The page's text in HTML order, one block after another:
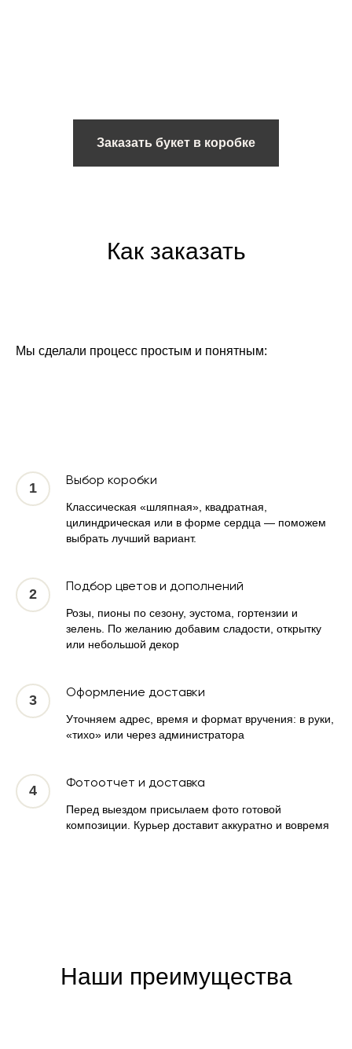
Заказать букет в коробке
Как заказать
Мы сделали процесс простым и понятным:
Выбор коробки
Классическая «шляпная», квадратная,
цилиндрическая или в форме сердца — поможем
выбрать лучший вариант.
Подбор цветов и дополнений
Розы, пионы по сезону, эустома, гортензии и
зелень. По желанию добавим сладости, открытку
или небольшой декор
Оформление доставки
Уточняем адрес, время и формат вручения: в руки,
«тихо» или через администратора
Фотоотчет и доставка
Перед выездом присылаем фото готовой
композиции. Курьер доставит аккуратно и вовремя
Наши преимущества